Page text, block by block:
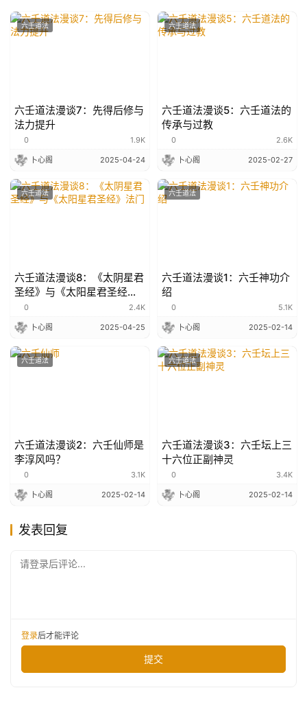
六壬道法
六壬道法漫谈7：先得后修与
法力提升
0 1.9K
卜心阁 2025-04-24
六壬道法
六壬道法漫谈5：六壬道法的
传承与过教
0 2.6K
卜心阁 2025-02-27
六壬道法
六壬道法漫谈8：《太阴星君
圣经》与《太阳星君圣经》
法门
0 2.4K
卜心阁 2025-04-25
六壬道法
六壬道法漫谈1：六壬神功介
绍
0 5.1K
卜心阁 2025-02-14
六壬道法
六壬道法漫谈2：六壬仙师是
李淳风吗？
0 3.1K
卜心阁 2025-02-14
六壬道法
六壬道法漫谈3：六壬坛上三
十六位正副神灵
0 3.4K
卜心阁 2025-02-14
发表回复
请登录后评论...
登录后才能评论
提交